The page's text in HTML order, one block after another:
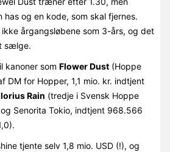
has og en kode, som skal fjernes.
årgangsløbene som 3-års, og det
sælge.
kanoner som Flower Dust(Hoppe
DM for Hopper, 1,1 mio. kr. indtjent
Rain (tredje i Svensk Hoppe
Senorita Tokio, indtjent 968.566
tjente selv 1,8 mio. USD (!), og